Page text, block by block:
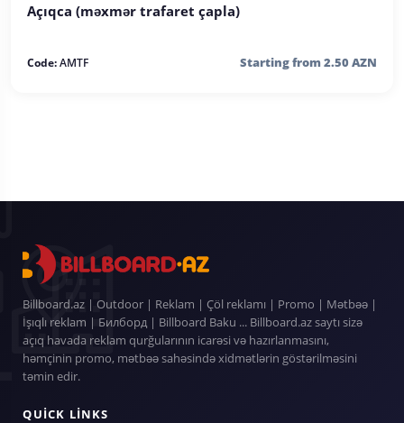
Açıqca (məxmər trafaret çapla)
Code:AMTF Starting from 2.50 AZN
Billboard.az | Outdoor | Reklam | Çöl reklamı | Promo | Mətbəə |
İşıqlı reklam | Билборд | Billboard Baku ... Billboard.az saytı sizə
açıq havada reklam qurğularının icarəsi və hazırlanmasını,
həmçinin promo, mətbəə sahəsində xidmətlərin göstərilməsini
təmin edir.
QUICK LINKS